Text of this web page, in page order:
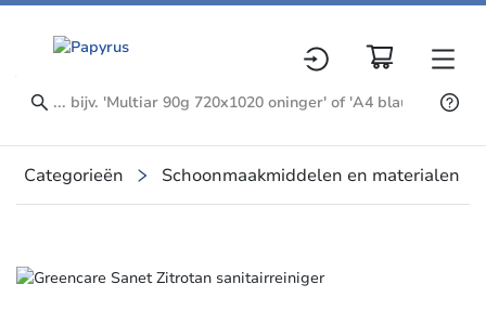
Categorieën Schoonmaakmiddelen en materialen
Slide 2 of 2